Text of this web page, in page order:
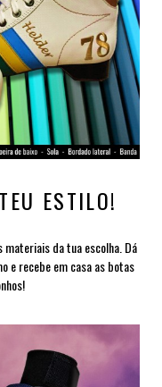
ESTILO!
da tua escolha. Dá
e recebe em casa as botas